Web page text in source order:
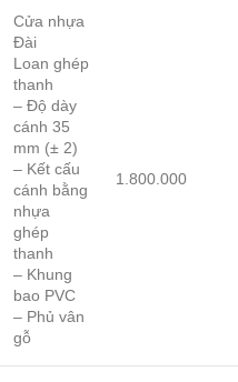
Cửa nhựa
Đài
Loan ghép
thanh
– Độ dày
cánh 35
mm (± 2)
– Kết cấu
cánh bằng
nhựa
ghép
thanh
– Khung
bao PVC
– Phủ vân
gỗ
1.800.000